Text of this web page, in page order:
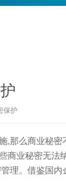
保护
么商业秘密
商业秘密无法
理。借鉴国